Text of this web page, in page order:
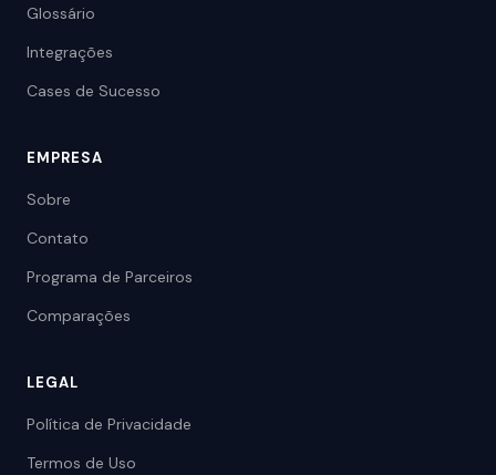
Glossário
Integrações
Cases de Sucesso
EMPRESA
Sobre
Contato
Programa de Parceiros
Comparações
LEGAL
Política de Privacidade
Termos de Uso